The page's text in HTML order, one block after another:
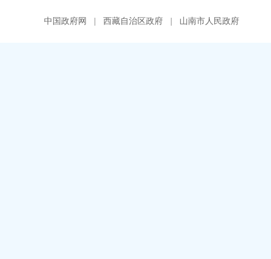
中国政府网 西藏自治区政府 山南市人民政府